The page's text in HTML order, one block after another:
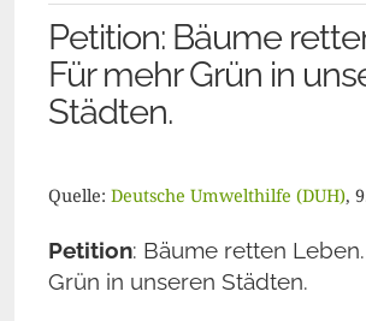
Petition: Bäume
Für mehr Grün in
Städten.
Quelle: Deutsche Umwelthilfe (DUH),
Petition: Bäume retten
Grün in unseren Städten.